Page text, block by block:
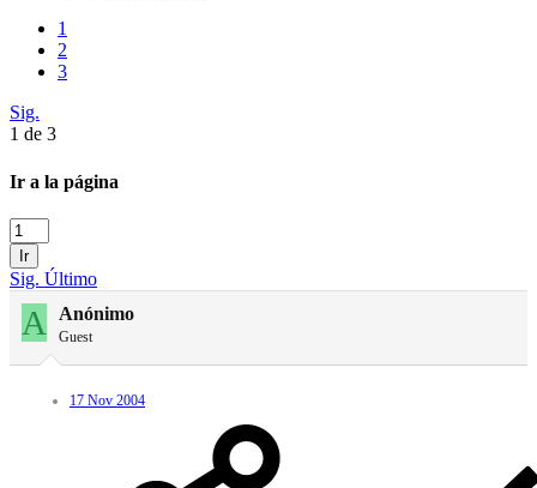
1
2
3
Sig.
1 de 3
Ir a la página
Ir
Sig. Último
A Anónimo
Guest
17 Nov 2004